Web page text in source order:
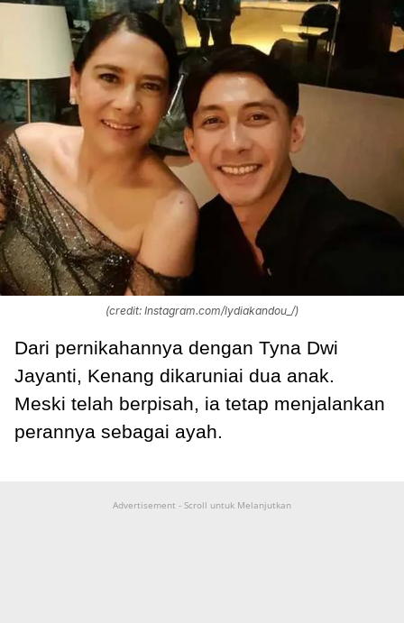
(credit: Instagram.com/lydiakandou_/)
Dari pernikahannya dengan Tyna Dwi
Jayanti, Kenang dikaruniai dua anak.
Meski telah berpisah, ia tetap menjalankan
perannya sebagai ayah.
Advertisement - Scroll untuk Melanjutkan